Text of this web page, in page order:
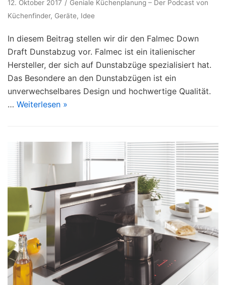
12. Oktober 2017
Geniale Küchenplanung – Der Podcast von
Küchenfinder, Geräte, Idee
In diesem Beitrag stellen wir dir den Falmec Down
Draft Dunstabzug vor. Falmec ist ein italienischer
Hersteller, der sich auf Dunstabzüge spezialisiert hat.
Das Besondere an den Dunstabzügen ist ein
unverwechselbares Design und hochwertige Qualität.
… Weiterlesen »